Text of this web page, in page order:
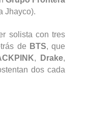
Jhayco).
solista con tres
de BTS, que
, Drake,
dos cada